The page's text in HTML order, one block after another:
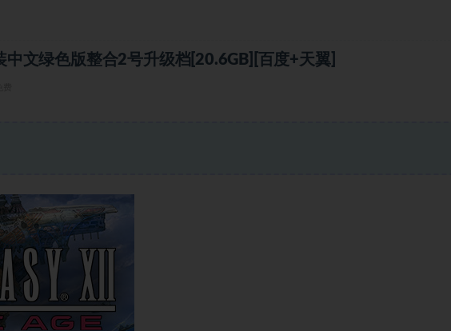
中文绿色版整合2号升级档[20.6GB][百度+天翼]